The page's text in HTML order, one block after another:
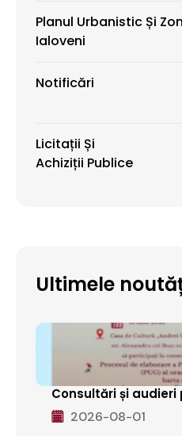
Planul Urbanistic Și
Ialoveni
Notificări
Licitații Și
Achiziții Publice
Ultimele
Consultări și audieri
2026-08-01